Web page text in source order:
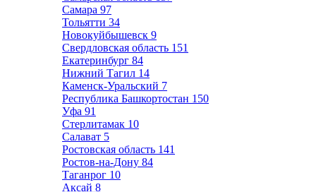
Самара 97
Тольятти 34
Новокуйбышевск 9
Свердловская область 151
Екатеринбург 84
Нижний Тагил 14
Каменск-Уральский 7
Республика Башкортостан 150
Уфа 91
Стерлитамак 10
Салават 5
Ростовская область 141
Ростов-на-Дону 84
Таганрог 10
Аксай 8